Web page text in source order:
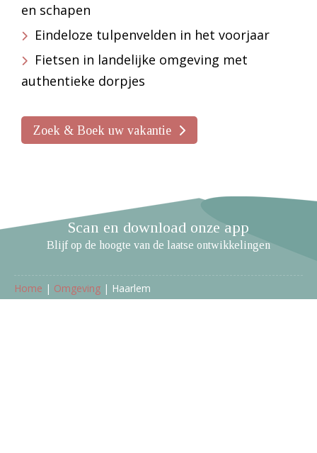
en schapen
Eindeloze tulpenvelden in het voorjaar
Fietsen in landelijke omgeving met
authentieke dorpjes
Zoek & Boek uw vakantie
Scan en download onze app
Blijf op de hoogte van de laatse ontwikkelingen
Home | Omgeving | Haarlem